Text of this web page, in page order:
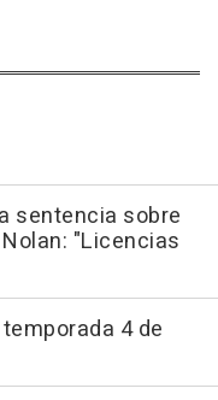
sentencia sobre
"Licencias
4 de